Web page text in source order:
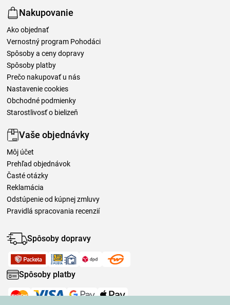
Nakupovanie
Ako objednať
Vernostný program Pohodáci
Spôsoby a ceny dopravy
Spôsoby platby
Prečo nakupovať u nás
Nastavenie cookies
Obchodné podmienky
Starostlivosť o bielizeň
Vaše objednávky
Môj účet
Prehľad objednávok
Časté otázky
Reklamácia
Odstúpenie od kúpnej zmluvy
Pravidlá spracovania recenzií
Spôsoby dopravy
Spôsoby platby